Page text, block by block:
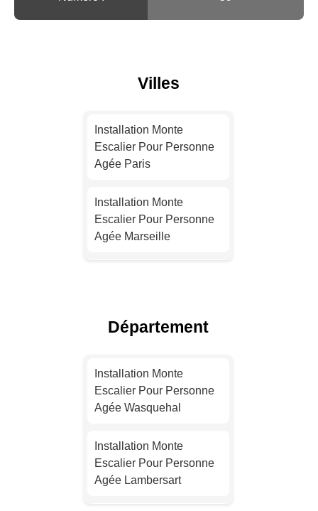
Villes
Installation Monte
Escalier Pour Personne
Agée Paris
Installation Monte
Escalier Pour Personne
Agée Marseille
Agée Toulouse
Agée Nice
Département
Installation Monte
Escalier Pour Personne
Agée Wasquehal
Installation Monte
Escalier Pour Personne
Agée Lambersart